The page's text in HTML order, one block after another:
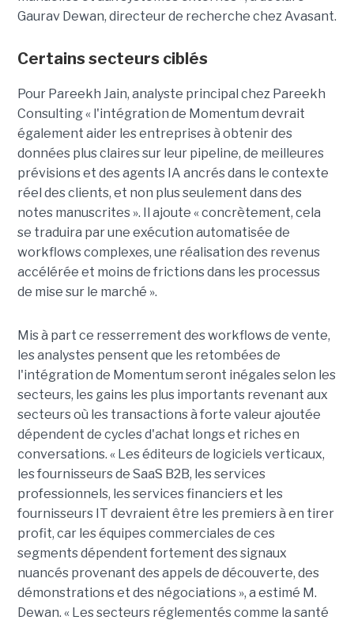
Gaurav Dewan, directeur de recherche chez Avasant.
Certains secteurs ciblés
Pour Pareekh Jain, analyste principal chez Pareekh
Consulting « l'intégration de Momentum devrait
également aider les entreprises à obtenir des
données plus claires sur leur pipeline, de meilleures
prévisions et des agents IA ancrés dans le contexte
réel des clients, et non plus seulement dans des
notes manuscrites ». Il ajoute « concrètement, cela
se traduira par une exécution automatisée de
workflows complexes, une réalisation des revenus
accélérée et moins de frictions dans les processus
de mise sur le marché ».
Mis à part ce resserrement des workflows de vente,
les analystes pensent que les retombées de
l'intégration de Momentum seront inégales selon les
secteurs, les gains les plus importants revenant aux
secteurs où les transactions à forte valeur ajoutée
dépendent de cycles d'achat longs et riches en
conversations. « Les éditeurs de logiciels verticaux,
les fournisseurs de SaaS B2B, les services
professionnels, les services financiers et les
fournisseurs IT devraient être les premiers à en tirer
profit, car les équipes commerciales de ces
segments dépendent fortement des signaux
nuancés provenant des appels de découverte, des
démonstrations et des négociations », a estimé M.
Dewan. « Les secteurs réglementés comme la santé